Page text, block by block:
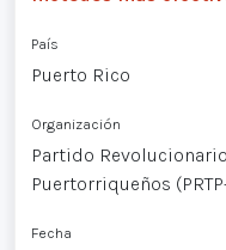
País
Puerto Rico
Organización
Partido
Puertorriqueños
Fecha